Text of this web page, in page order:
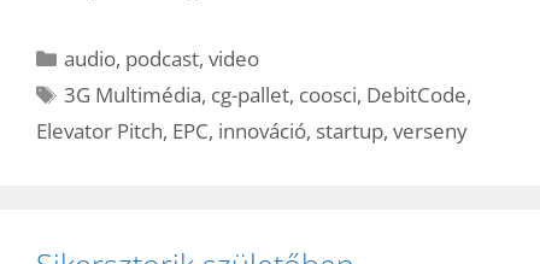
Kategória
audio, podcast,video
Címkék
3G Multimédia, cg-pallet, coosci, DebitCode,
Elevator Pitch, EPC, innováció, startup, verseny